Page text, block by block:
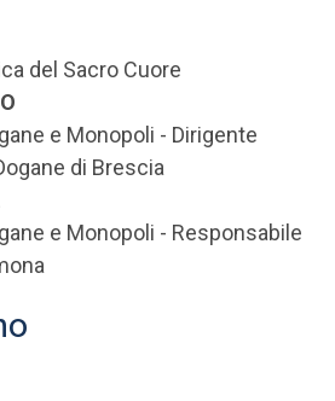
del Sacro Cuore
e Monopoli - Dirigente
di Brescia
e Monopoli - Responsabile